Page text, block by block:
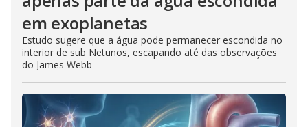
em exoplanetas
Estudo sugere que a água pode permanecer escondida no
interior de sub Netunos, escapando até das observações
do James Webb